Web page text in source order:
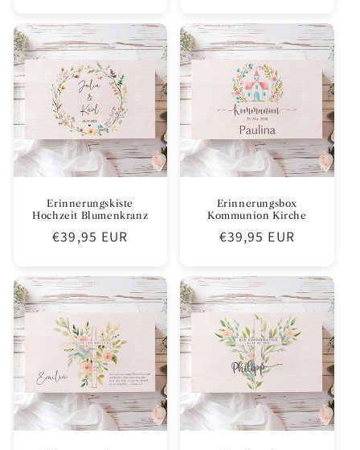
Erinnerungskiste
Hochzeit Blumenkranz
Normaler
€39,95 EUR
Erinnerungsbox
Kommunion Kirche
Normaler
€39,95 EUR